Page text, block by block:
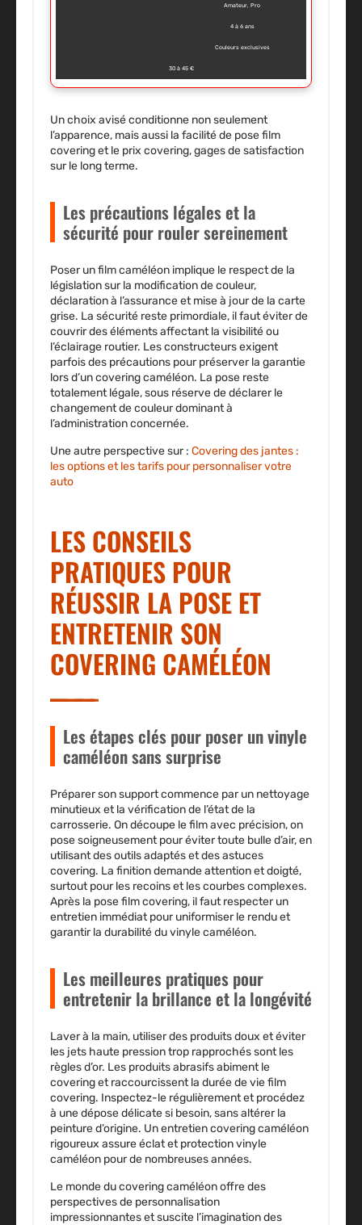
Amateur, Pro
4 à 6 ans
Couleurs exclusives
30 à 45 €
Un choix avisé conditionne non seulement
l’apparence, mais aussi la facilité de pose film
covering et le prix covering, gages de satisfaction
sur le long terme.
Les précautions légales et la
sécurité pour rouler sereinement
Poser un film caméléon implique le respect de la
législation sur la modification de couleur,
déclaration à l’assurance et mise à jour de la carte
grise. La sécurité reste primordiale, il faut éviter de
couvrir des éléments affectant la visibilité ou
l’éclairage routier. Les constructeurs exigent
parfois des précautions pour préserver la garantie
lors d’un covering caméléon. La pose reste
totalement légale, sous réserve de déclarer le
changement de couleur dominant à
l’administration concernée.
Une autre perspective sur : Covering des jantes :
les options et les tarifs pour personnaliser votre
auto
LES CONSEILS
PRATIQUES POUR
RÉUSSIR LA POSE ET
ENTRETENIR SON
COVERING CAMÉLÉON
Les étapes clés pour poser un vinyle
caméléon sans surprise
Préparer son support commence par un nettoyage
minutieux et la vérification de l’état de la
carrosserie. On découpe le film avec précision, on
pose soigneusement pour éviter toute bulle d’air, en
utilisant des outils adaptés et des astuces
covering. La finition demande attention et doigté,
surtout pour les recoins et les courbes complexes.
Après la pose film covering, il faut respecter un
entretien immédiat pour uniformiser le rendu et
garantir la durabilité du vinyle caméléon.
Les meilleures pratiques pour
entretenir la brillance et la longévité
Laver à la main, utiliser des produits doux et éviter
les jets haute pression trop rapprochés sont les
règles d’or. Les produits abrasifs abiment le
covering et raccourcissent la durée de vie film
covering. Inspectez-le régulièrement et procédez
à une dépose délicate si besoin, sans altérer la
peinture d’origine. Un entretien covering caméléon
rigoureux assure éclat et protection vinyle
caméléon pour de nombreuses années.
Le monde du covering caméléon offre des
perspectives de personnalisation
impressionnantes et suscite l’imagination des